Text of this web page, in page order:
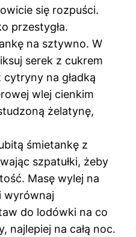
się rozpuści.
przestygła.
na sztywno. W
serek z cukrem
na gładką
wlej cienkim
żelatynę,
śmietankę z
szpatułki, żeby
Masę wylej na
wyrównaj
do lodówki na co
najlepiej na całą noc.